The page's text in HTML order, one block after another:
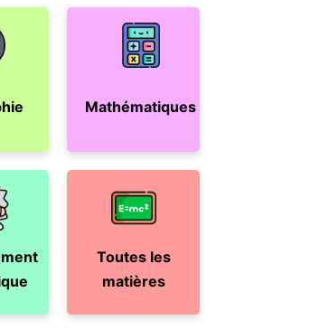
Mathématiques
Toutes les
matières